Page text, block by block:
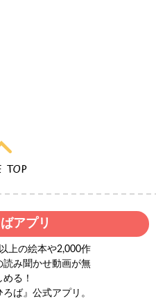
アプリ
上の絵本や2,000作
読み聞かせ動画が無
る！
ろば』公式アプリ。